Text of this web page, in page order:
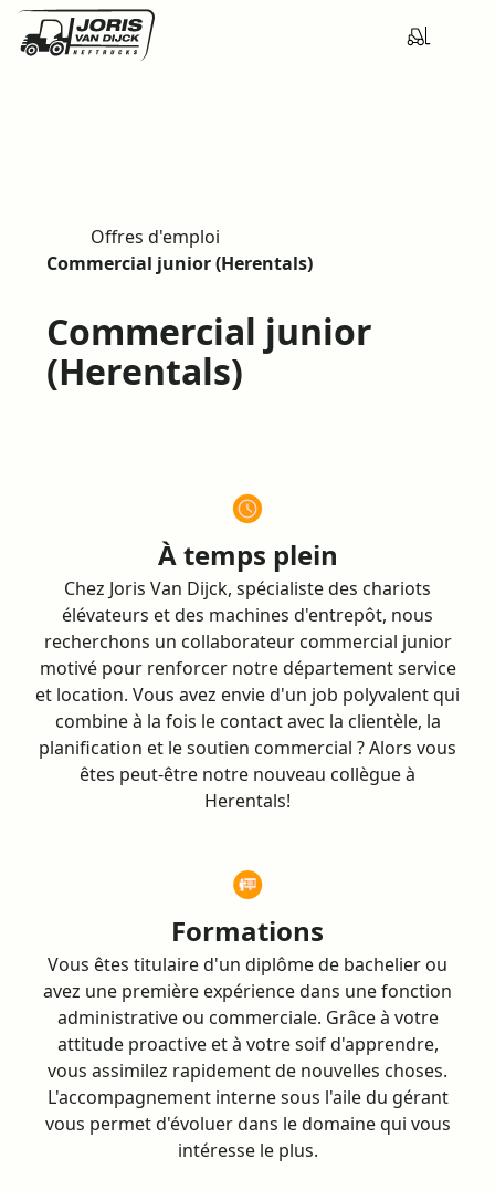
o
e
Offres d'emploi
Commercial junior (Herentals)
Commercial junior
(Herentals)
À temps plein
Chez Joris Van Dijck, spécialiste des chariots
élévateurs et des machines d'entrepôt, nous
recherchons un collaborateur commercial junior
motivé pour renforcer notre département service
et location. Vous avez envie d'un job polyvalent qui
combine à la fois le contact avec la clientèle, la
planification et le soutien commercial ? Alors vous
êtes peut-être notre nouveau collègue à
Herentals!
Formations
Vous êtes titulaire d'un diplôme de bachelier ou
avez une première expérience dans une fonction
administrative ou commerciale. Grâce à votre
attitude proactive et à votre soif d'apprendre,
vous assimilez rapidement de nouvelles choses.
L'accompagnement interne sous l'aile du gérant
vous permet d'évoluer dans le domaine qui vous
intéresse le plus.